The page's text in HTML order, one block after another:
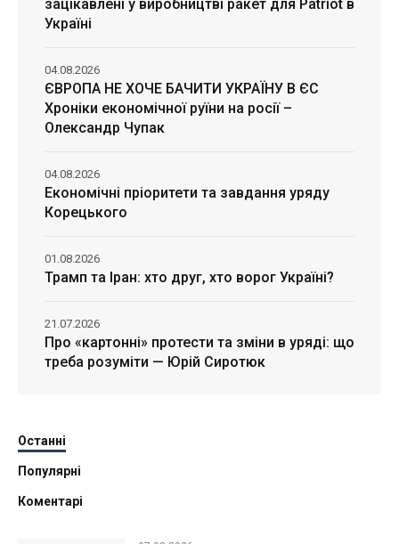
зацікавлені у виробництві ракет для Patriot в
Україні
ЄВРОПА НЕ ХОЧЕ БАЧИТИ УКРАЇНУ В ЄС
Хроніки економічної руїни на росії –
Олександр Чупак
04.08.2026
Економічні пріоритети та завдання уряду
Корецького
04.08.2026
Трамп та Іран: хто друг, хто ворог Україні?
01.08.2026
Про «картонні» протести та зміни в уряді: що
треба розуміти — Юрій Сиротюк
21.07.2026
Останні
Популярні
Коментарі